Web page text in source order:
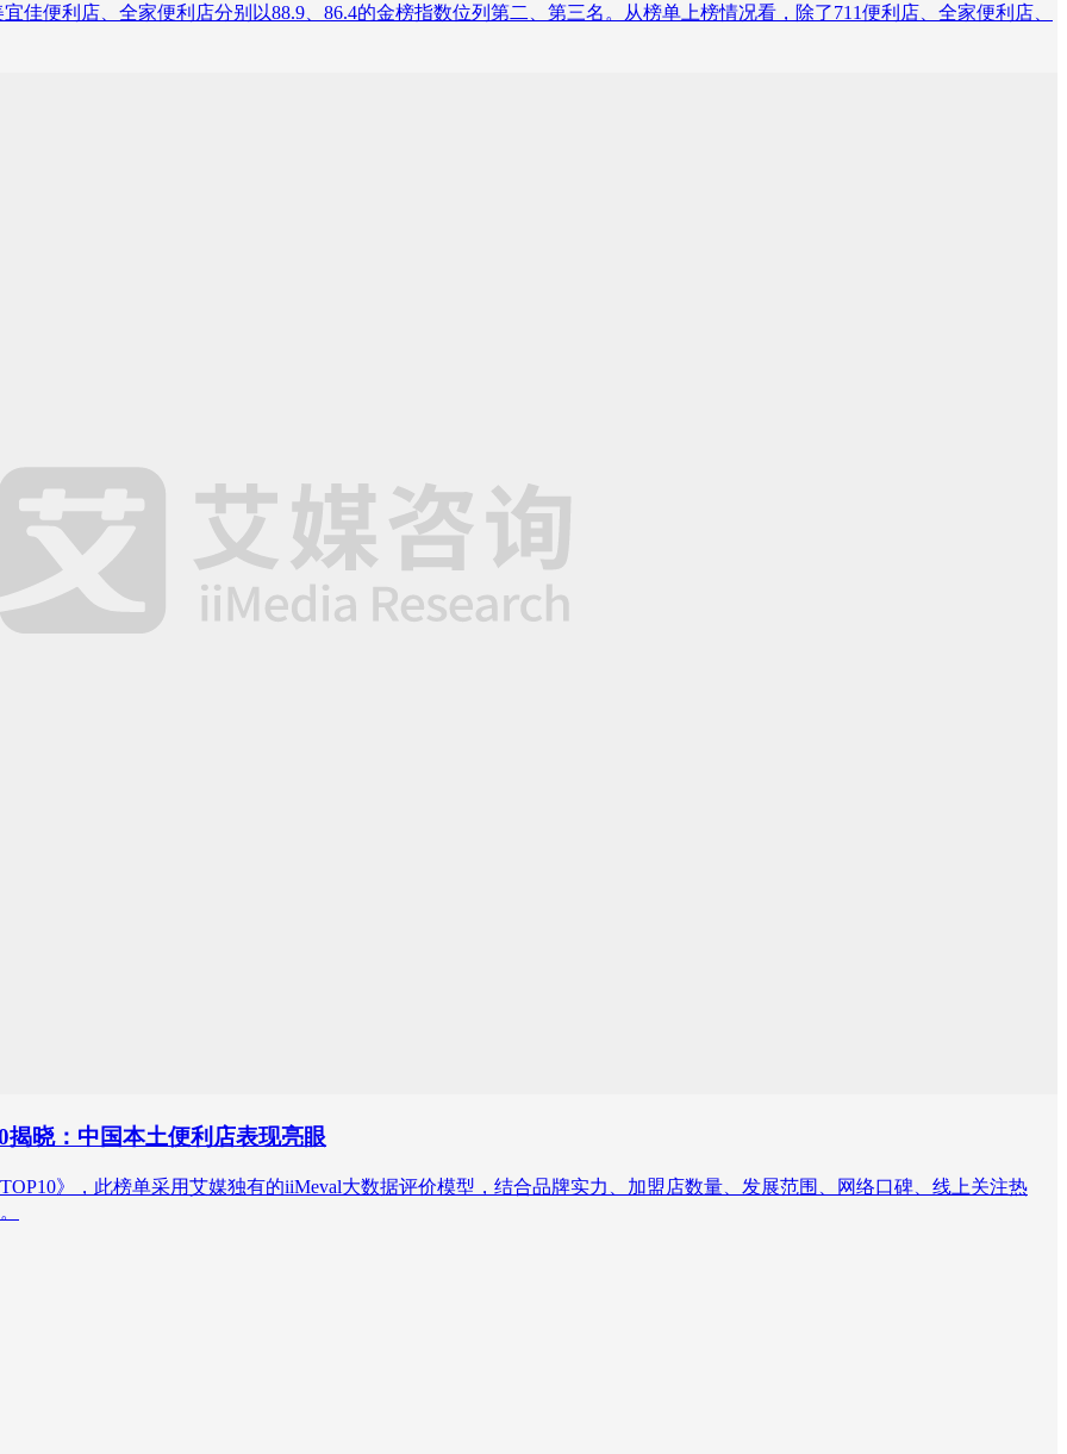
佳便利店、全家便利店分别以88.9、86.4的金榜指数位列第二、第三名。从榜单上榜情况看，除了711便利店、全家便利店、
晓：中国本土便利店表现亮眼
》，此榜单采用艾媒独有的iiMeval大数据评价模型，结合品牌实力、加盟店数量、发展范围、网络口碑、线上关注热